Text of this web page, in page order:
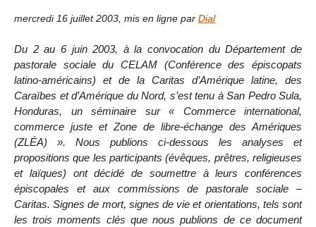
mercredi 16 juillet 2003 mis en ligne par Dial
Du 2 au 6 juin 2003, à la convocation du Département de
pastorale sociale du CELAM (Conférence des épiscopats
latino-américains) et de la Caritas d’Amérique latine, des
Caraïbes et d’Amérique du Nord, s’est tenu à San Pedro Sula,
Honduras, un séminaire sur « Commerce international,
commerce juste et Zone de libre-échange des Amériques
(ZLÉA) ». Nous publions ci-dessous les analyses et
propositions que les participants (évêques, prêtres, religieuses
et laïques) ont décidé de soumettre à leurs conférences
épiscopales et aux commissions de pastorale sociale –
Caritas. Signes de mort, signes de vie et orientations, tels sont
les trois moments clés que nous publions de ce document